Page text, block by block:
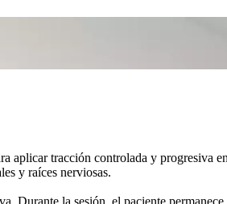
aplicar tracción controlada y progresiva
y raíces nerviosas.
Durante la sesión, el paciente